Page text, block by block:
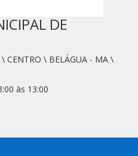
DE
CENTRO \ BELÁGUA - MA \
às 13:00